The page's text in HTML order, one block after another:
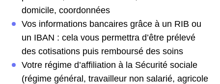
domicile, coordonnées
Vos informations bancaires grâce à un RIB ou
un IBAN : cela vous permettra d’être prélevé
des cotisations puis remboursé des soins
Votre régime d’affiliation à la Sécurité sociale
(régime général, travailleur non salarié, agricole